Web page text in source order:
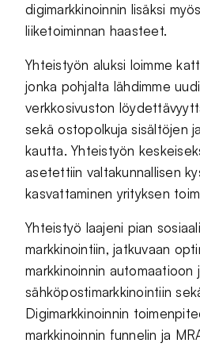
digimarkkinoinnin lisäksi
liiketoiminnan haasteet.
Yhteistyön aluksi loimme
jonka pohjalta lähdimme
verkkosivuston
sekä ostopolkuja sisältöjen
kautta. Yhteistyön
asetettiin valtakunnallisen
kasvattaminen yrityksen
Yhteistyö laajeni pian
markkinointiin, jatkuvaan
markkinoinnin automaatioon
sähköpostimarkkinointiin
Digimarkkinoinnin
markkinoinnin funnelin ja